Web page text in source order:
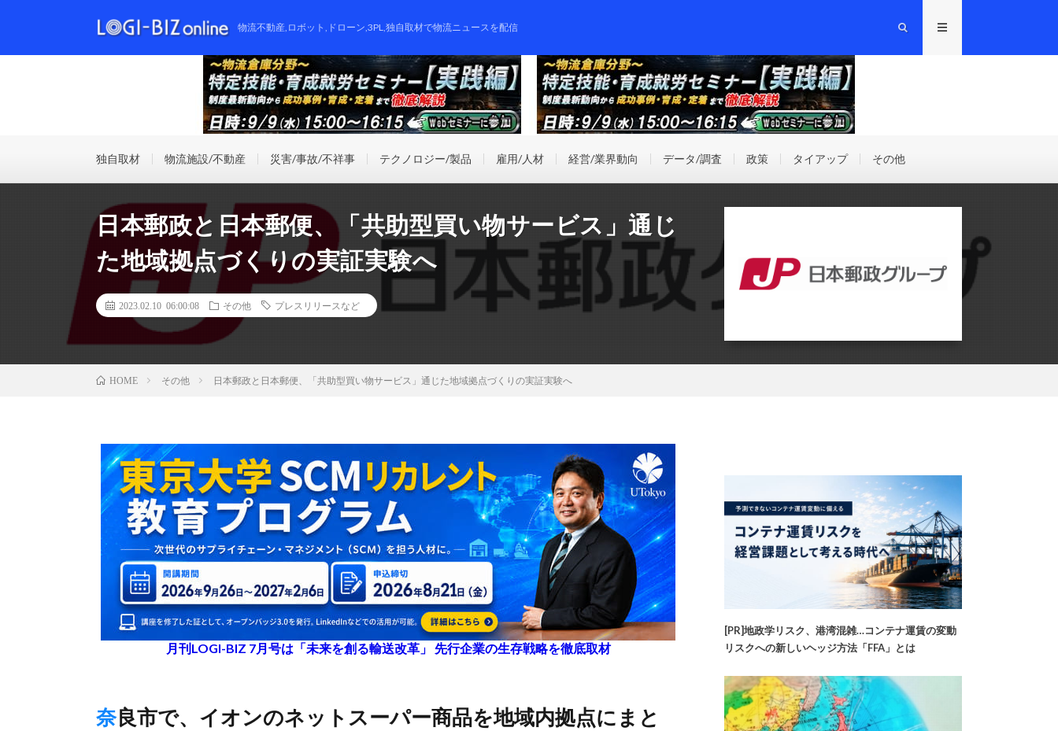
物流不動産,ロボット,ドローン,3PL,独自取材で物流ニュースを配信
独自取材 物流施設/不動産 災害/事故/不祥事 テクノロジー/製品 雇用/人材 経営/業界動向 データ/調査 政策 タイアップ その他
日本郵政と日本郵便、「共助型買い物サービス」通じ
た地域拠点づくりの実証実験へ
2023.02.10 06:00:08 その他 プレスリリースなど
HOME その他 日本郵政と日本郵便、「共助型買い物サービス」通じた地域拠点づくりの実証実験へ
月刊LOGI-BIZ 7月号は「未来を創る輸送改革」 先行企業の生存戦略を徹底取材
奈良市で、イオンのネットスーパー商品を地域内拠点にまと
[PR]地政学リスク、港湾混雑…コンテナ運賃の変動
リスクへの新しいヘッジ方法「FFA」とは